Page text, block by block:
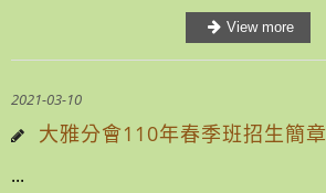
2021-03-10
大雅分會110年春季班招生簡章
...